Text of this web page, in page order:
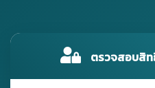
ตรวจสอบสิท